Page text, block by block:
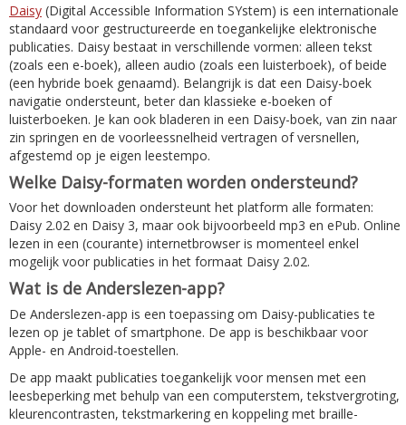
Daisy (Digital Accessible Information SYstem) is een internationale
standaard voor gestructureerde en toegankelijke elektronische
publicaties. Daisy bestaat in verschillende vormen: alleen tekst
(zoals een e-boek), alleen audio (zoals een luisterboek), of beide
(een hybride boek genaamd). Belangrijk is dat een Daisy-boek
navigatie ondersteunt, beter dan klassieke e-boeken of
luisterboeken. Je kan ook bladeren in een Daisy-boek, van zin naar
zin springen en de voorleessnelheid vertragen of versnellen,
afgestemd op je eigen leestempo.
Welke Daisy-formaten worden ondersteund?
Voor het downloaden ondersteunt het platform alle formaten:
Daisy 2.02 en Daisy 3, maar ook bijvoorbeeld mp3 en ePub. Online
lezen in een (courante) internetbrowser is momenteel enkel
mogelijk voor publicaties in het formaat Daisy 2.02.
Wat is de Anderslezen-app?
De Anderslezen-app is een toepassing om Daisy-publicaties te
lezen op je tablet of smartphone. De app is beschikbaar voor
Apple- en Android-toestellen.
De app maakt publicaties toegankelijk voor mensen met een
leesbeperking met behulp van een computerstem, tekstvergroting,
kleurencontrasten, tekstmarkering en koppeling met braille-